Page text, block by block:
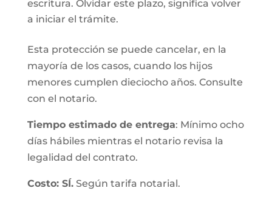
escritura. Olvidar este plazo, significa volver
a iniciar el trámite.
Esta protección se puede cancelar, en la
mayoría de los casos, cuando los hijos
menores cumplen dieciocho años. Consulte
con el notario.
Tiempo estimado de entrega: Mínimo ocho
días hábiles mientras el notario revisa la
legalidad del contrato.
Costo: SÍ.Según tarifa notarial.